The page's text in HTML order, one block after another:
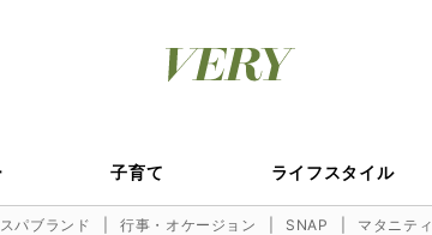
子育て ライフスタイル
パブランド 行事・オケージョン SNAP マタニティ